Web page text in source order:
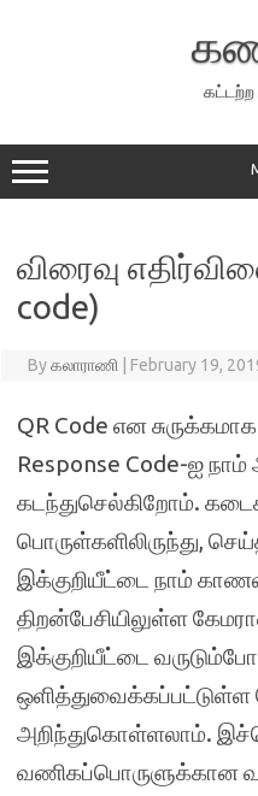
கட்டற்ற
விரைவு
code)
Byகலாராணி February 19,
QR Code என
Response Code-ஐ
கடந்துசெல்கிறோம்.
பொருள்களிலிருந்து,
இக்குறியீட்டை நாம்
திறன்பேசியிலுள்ள
இக்குறியீட்டை
ஒளித்துவைக்கப்பட்டுள்ள
அறிந்துகொள்ளலாம்.
வணிகப்பொருளுக்கான